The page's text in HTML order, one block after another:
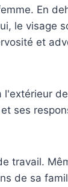
En
le visage
et
ses
travail.
de sa